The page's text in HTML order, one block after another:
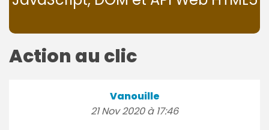
Action au clic
Vanouille
21 Nov 2020 à 17:46